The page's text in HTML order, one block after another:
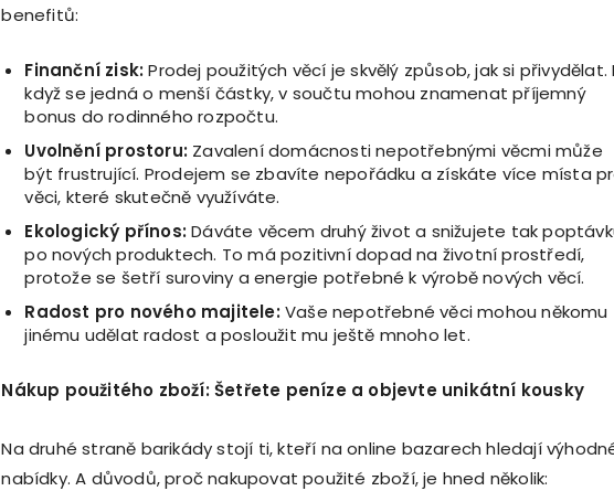
benefitů:
Finanční zisk:Prodej použitých věcí je skvělý způsob, jak si přivydělat.
když se jedná o menší částky, v součtu mohou znamenat příjemný
bonus do rodinného rozpočtu.
Uvolnění prostoru: Zavalení domácnosti nepotřebnými věcmi může
být frustrující. Prodejem se zbavíte nepořádku a získáte více místa
věci, které skutečně využíváte.
Ekologický přínos:Dáváte věcem druhý život a snižujete tak
po nových produktech. To má pozitivní dopad na životní prostředí,
protože se šetří suroviny a energie potřebné k výrobě nových věcí.
Radost pro nového majitele:Vaše nepotřebné věci mohou někomu
jinému udělat radost a posloužit mu ještě mnoho let.
Nákup použitého zboží: Šetřete peníze a objevte unikátní kousky
Na druhé straně barikády stojí ti, kteří na online bazarech hledají
nabídky. A důvodů, proč nakupovat použité zboží, je hned několik: